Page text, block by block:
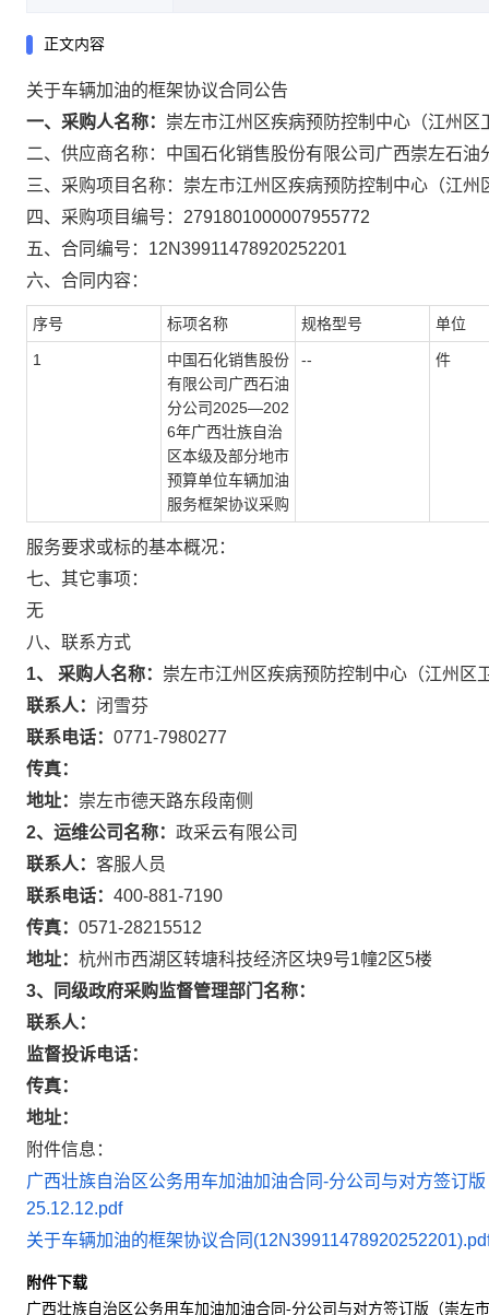
正文内容
关于车辆加油的框架协议合同公告
一、采购人名称： 崇左市江州区疾病预防控制中心（江州区
二、供应商名称： 中国石化销售股份有限公司广西崇左石油
三、采购项目名称： 崇左市江州区疾病预防控制中心（江
四、采购项目编号： 2791801000007955772
五、合同编号： 12N39911478920252201
六、合同内容：
序号 标项名称 规格型号 单位
1
中国石化销售股份
有限公司广西石油
分公司2025—202
6年广西壮族自治
区本级及部分地市
预算单位车辆加油
服务框架协议采购
-- 件
服务要求或标的基本概况：
七、其它事项：
无
八、联系方式
1、 采购人名称： 崇左市江州区疾病预防控制中心（江州区
联系人： 闭雪芬
联系电话： 0771-7980277
传真：
地址： 崇左市德天路东段南侧
2、运维公司名称： 政采云有限公司
联系人： 客服人员
联系电话： 400-881-7190
传真： 0571-28215512
地址： 杭州市西湖区转塘科技经济区块9号1幢2区5楼
3、同级政府采购监督管理部门名称：
联系人：
监督投诉电话：
传真：
地址：
附件信息：
广西壮族自治区公务用车加油加油合同-分公司与对方签订
25.12.12.pdf
关于车辆加油的框架协议合同
附件下载
广西壮族自治区公务用车加油加油合同-分公司与对方签订版（崇左